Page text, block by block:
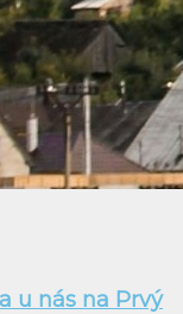
u nás na Prvý